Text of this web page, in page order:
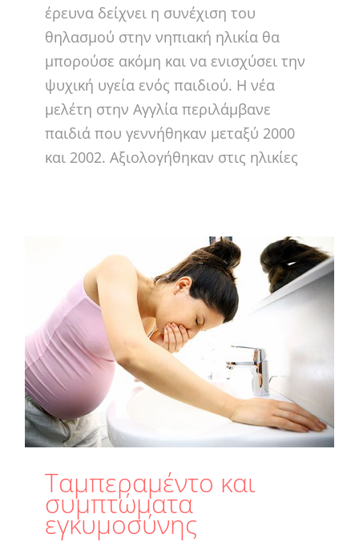
έρευνα δείχνει η συνέχιση του
θηλασμού στην νηπιακή ηλικία θα
μπορούσε ακόμη και να ενισχύσει την
ψυχική υγεία ενός παιδιού. Η νέα
μελέτη στην Αγγλία περιλάμβανε
παιδιά που γεννήθηκαν μεταξύ 2000
και 2002. Αξιολογήθηκαν στις ηλικίες
Ταμπεραμέντο και
συμπτώματα
εγκυμοσύνης